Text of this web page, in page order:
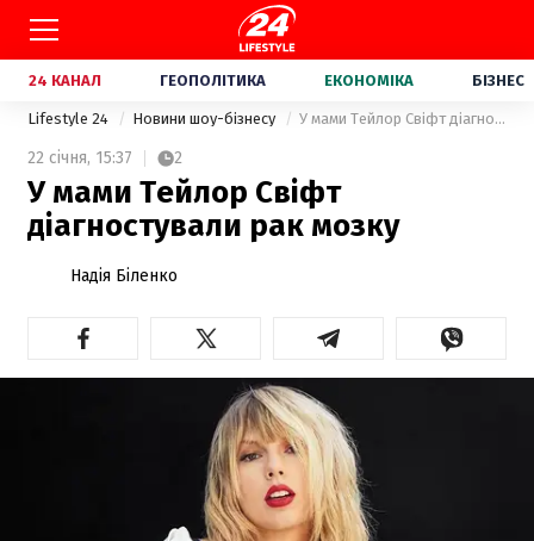
24 КАНАЛ ГЕОПОЛІТИКА ЕКОНОМІКА БІЗНЕС
Lifestyle 24 Новини шоу-бізнесу У мами Тейлор Свіфт діагностували рак мозку
22 січня, 15:37 2
У мами Тейлор Свіфт
діагностували рак мозку
Надія Біленко